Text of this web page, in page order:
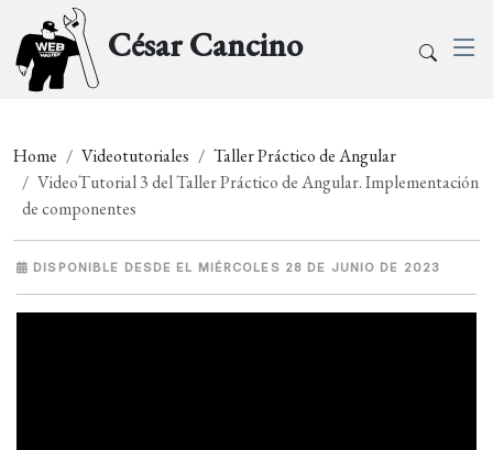
César Cancino
Home Videotutoriales
Taller Práctico de Angular
VideoTutorial 3 del Taller Práctico de Angular. Implementación
de componentes
DISPONIBLE DESDE EL MIÉRCOLES 28 DE JUNIO DE 2023